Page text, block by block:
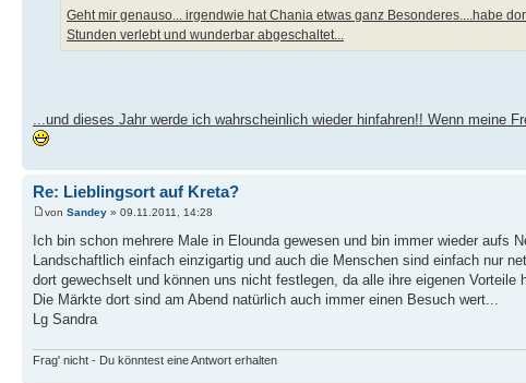
Geht mir genauso... irgendwie hat Chania etwas ganz Besonderes....habe
Stunden verlebt und wunderbar abgeschaltet...
...und dieses Jahr werde ich wahrscheinlich wieder hinfahren!! Wenn
Re: Lieblingsort auf Kreta?
von Sandey » 09.11.2011, 14:28
Ich bin schon mehrere Male in Elounda gewesen und bin immer wieder aufs
Landschaftlich einfach einzigartig und auch die Menschen sind einfach nur
dort gewechselt und können uns nicht festlegen, da alle ihre eigenen
Die Märkte dort sind am Abend natürlich auch immer einen Besuch wert...
Lg Sandra
Frag' nicht - Du könntest eine Antwort erhalten